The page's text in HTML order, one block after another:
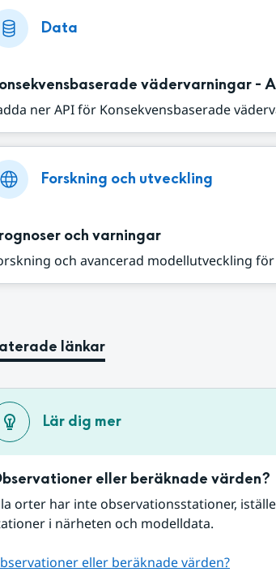
Data
vädervarningar -
ner API för Konsekvensbaserade
Forskning och utveckling
och varningar
och avancerad modellutveckling
länkar
Lär dig mer
eller beräknade värden?
orter har inte observationsstationer,
i närheten och modelldata.
eller beräknade värden?